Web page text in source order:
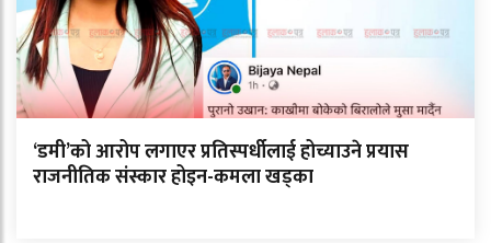
‘डमी’को आरोप लगाएर प्रतिस्पर्धीलाई होच्याउने प्रयास
राजनीतिक संस्कार होइन-कमला खड्का